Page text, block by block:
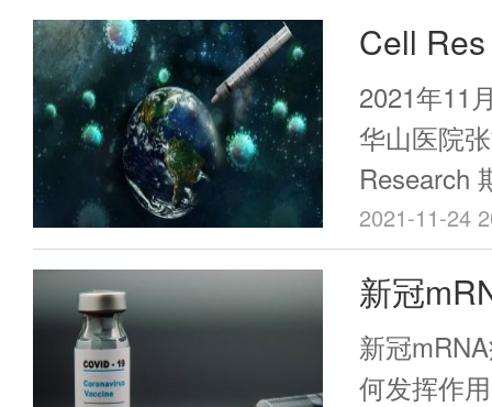
立比较完
有关疫苗
我们不仅
疫苗有效
作用的数
另外，对
人，也需
行国产
政策的出
起了轰动。
Cell
论文，
效果显著
2021年11
华山医院
Research
vaccine
dose
responses
2021-11-24
新冠
后，是
新冠
何发挥作